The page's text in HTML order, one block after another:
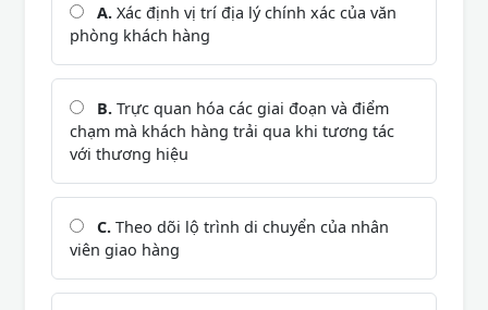
A. Xác định vị trí địa lý chính xác của văn
phòng khách hàng
B. Trực quan hóa các giai đoạn và điểm
chạm mà khách hàng trải qua khi tương tác
với thương hiệu
C. Theo dõi lộ trình di chuyển của nhân
viên giao hàng